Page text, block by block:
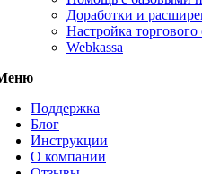
Доработки и
Настройка
Webkassa
Поддержка
Блог
Инструкции
О компании